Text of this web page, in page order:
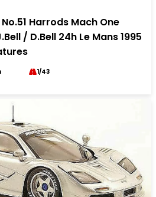
No.51 Harrods Mach One
/ D.Bell 24h Le Mans 1995
1/43